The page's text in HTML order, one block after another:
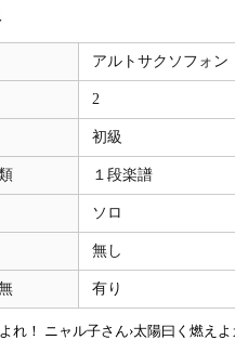
アルトサクソフォン
2
初級
１段楽譜
ソロ
無し
有り
れ！ ニャル子さん›